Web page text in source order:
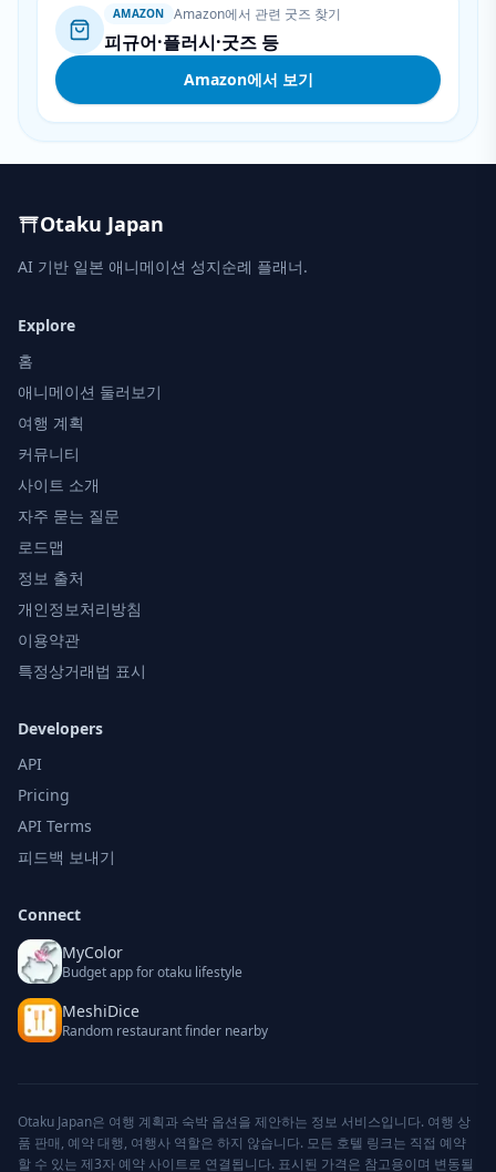
AMAZON Amazon에서 관련 굿즈 찾기
피규어·플러시·굿즈 등
Amazon에서 보기
Otaku Japan
AI 기반 일본 애니메이션 성지순례 플래너.
Explore
홈
애니메이션 둘러보기
여행 계획
커뮤니티
사이트 소개
자주 묻는 질문
로드맵
정보 출처
개인정보처리방침
이용약관
특정상거래법 표시
Developers
API
Pricing
API Terms
피드백 보내기
Connect
MyColor
Budget app for otaku lifestyle
MeshiDice
Random restaurant finder nearby
Otaku Japan은 여행 계획과 숙박 옵션을 제안하는 정보 서비스입니다. 여행 상
품 판매, 예약 대행, 여행사 역할은 하지 않습니다. 모든 호텔 링크는 직접 예약
할 수 있는 제3자 예약 사이트로 연결됩니다. 표시된 가격은 참고용이며 변동될